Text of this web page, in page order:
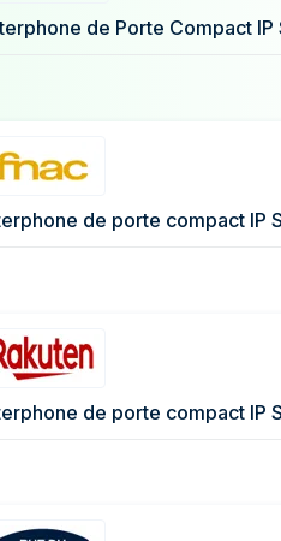
617 €
de Porte Compact
de porte compact IP
de porte compact IP